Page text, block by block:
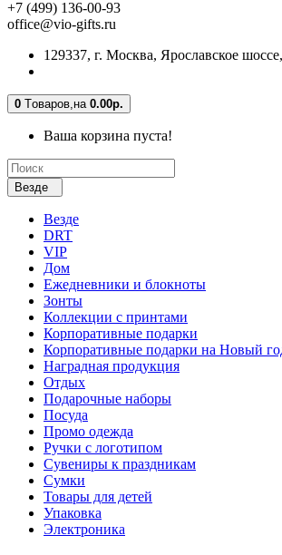
+7 (499) 136-00-93
office@vio-gifts.ru
129337, г. Москва, Ярославское
0 Tоваров,на 0.00р.
Ваша корзина пуста!
Везде
Везде
DRT
VIP
Дом
Ежедневники и блокноты
Зонты
Коллекции с принтами
Корпоративные подарки
Корпоративные подарки на Новый
Наградная продукция
Отдых
Подарочные наборы
Посуда
Промо одежда
Ручки с логотипом
Сувениры к праздникам
Сумки
Товары для детей
Упаковка
Электроника